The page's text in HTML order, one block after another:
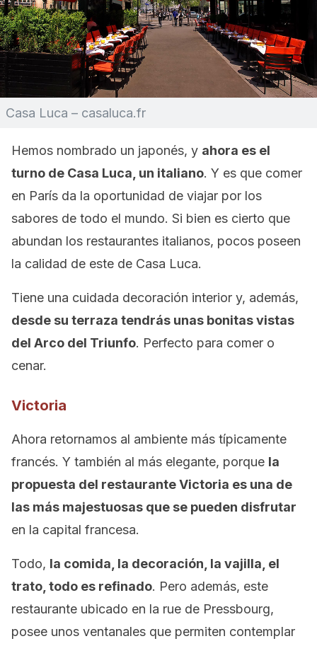
Casa Luca – casaluca.fr
Hemos nombrado un japonés, y ahora es el
turno de Casa Luca, un italiano. Y es que comer
en París da la oportunidad de viajar por los
sabores de todo el mundo. Si bien es cierto que
abundan los restaurantes italianos, pocos poseen
la calidad de este de Casa Luca.
Tiene una cuidada decoración interior y, además,
desde su terraza tendrás unas bonitas vistas
del Arco del Triunfo. Perfecto para comer o
cenar.
Victoria
Ahora retornamos al ambiente más típicamente
francés. Y también al más elegante, porque la
propuesta del restaurante Victoria es una de
las más majestuosas que se pueden disfrutar
en la capital francesa.
Todo, la comida, la decoración, la vajilla, el
trato, todo es refinado. Pero además, este
restaurante ubicado en la rue de Pressbourg,
posee unos ventanales que permiten contemplar